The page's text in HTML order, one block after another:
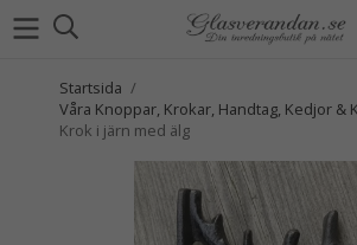
Startsida /
Våra Knoppar, Krokar, Handtag, Kedjor &
Krok i järn med älg